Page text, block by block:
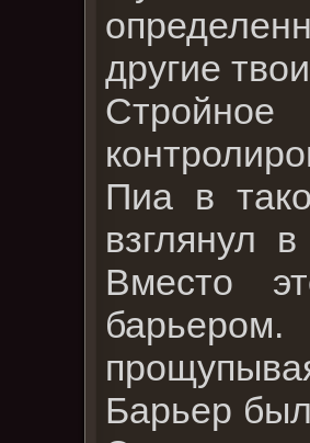
другие
Пиа в
взглянул
Вместо
барьером.
Барьер